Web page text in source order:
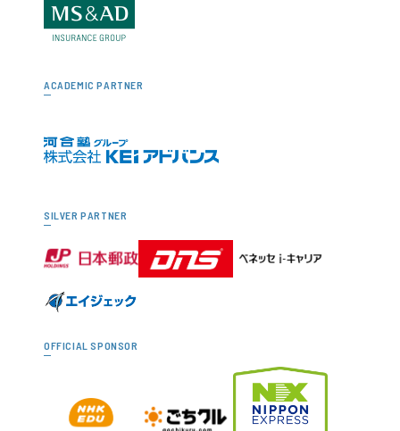
ACADEMIC PARTNER
SILVER PARTNER
OFFICIAL SPONSOR